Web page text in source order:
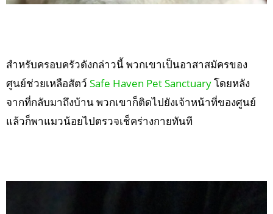
สำหรับครอบครัวดังกล่าวนี้ พวกเขาเป็นอาสาสมัครของ
ศูนย์ช่วยเหลือสัตว์Safe Haven Pet Sanctuaryโดยหลัง
จากที่กลับมาถึงบ้าน พวกเขาก็ติดไปยังเจ้าหน้าที่ของศูนย์
แล้วก็พาแมวน้อยไปตรวจเช็คร่างกายทันที